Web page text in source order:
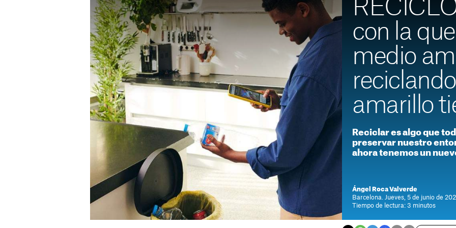
con la
medio
amarillo
Reciclar es algo que
preservar nuestro
ahora tenemos un
Ángel Roca Valverde
Barcelona. Jueves, 5 de junio de
Tiempo de lectura: 3 minutos